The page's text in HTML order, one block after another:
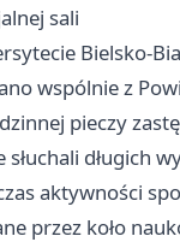
sali
Bielsko-
wspólnie z
pieczy
słuchali długich
aktywności
przez koło